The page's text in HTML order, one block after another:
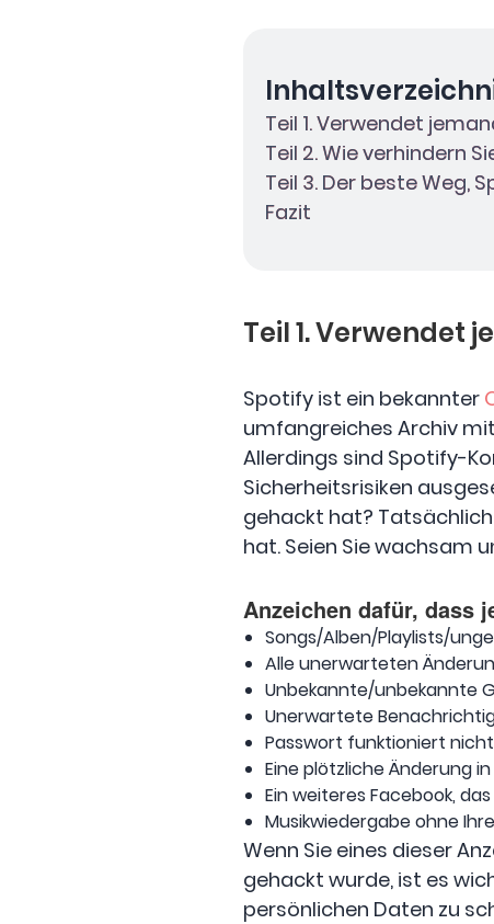
Teil 1. Verwendet
Teil 2. Wie verhindern
Teil 3. Der beste Weg,
Fazit
Teil 1. Verwendet
Spotify ist ein bekannter
umfangreiches Archiv
Allerdings sind Spotify-
Sicherheitsrisiken
gehackt hat?
hat. Seien Sie wachsam
Anzeichen dafür, dass
Songs/Alben/Playlists/
Alle unerwarteten
Unbekannte/unbekannte
Unerwartete
Passwort funktioniert
Eine plötzliche Änderung
Ein weiteres Facebook,
Musikwiedergabe ohne
Wenn Sie eines dieser
gehackt wurde, ist es
persönlichen Daten zu